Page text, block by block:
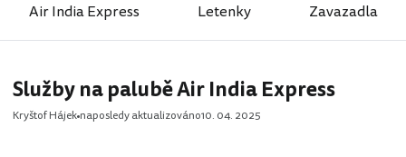
Air India Express Letenky Zavazadla
Služby na palubě Air India Express
Kryštof Hájek naposledy aktualizováno10. 04. 2025